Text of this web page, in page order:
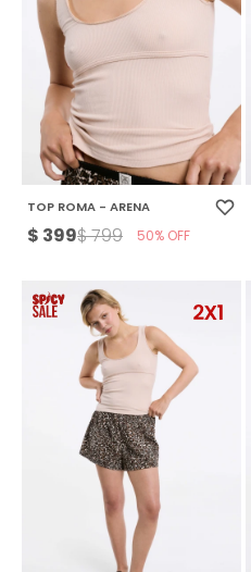
TOP ROMA - ARENA
$ 399$799 50